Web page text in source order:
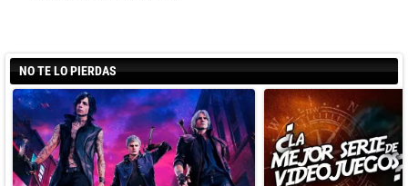
NO TE LO PIERDAS